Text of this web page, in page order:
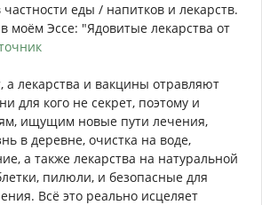
еды / напитков и лекарств.
моём Эссе: "Ядовитые лекарства от
лекарства и вакцины отравляют
для кого не секрет, поэтому и
ищущим новые пути лечения,
в деревне, очистка на воде,
а также лекарства на натуральной
пилюли, и безопасные для
Всё это реально исцеляет